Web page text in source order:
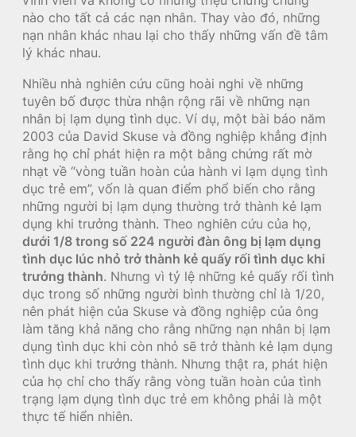
nào cho tất cả các nạn nhân. Thay vào đó, những
nạn nhân khác nhau lại cho thấy những vấn đề tâm
lý khác nhau.
Nhiều nhà nghiên cứu cũng hoài nghi về những
tuyên bố được thừa nhận rộng rãi về những nạn
nhân bị lạm dụng tình dục. Ví dụ, một bài báo năm
2003 của David Skuse và đồng nghiệp khẳng định
rằng họ chỉ phát hiện ra một bằng chứng rất mờ
nhạt về “vòng tuần hoàn của hành vi lạm dụng tình
dục trẻ em”, vốn là quan điểm phổ biến cho rằng
những người bị lạm dụng thường trở thành kẻ lạm
dụng khi trưởng thành. Theo nghiên cứu của họ,
dưới 1/8 trong số 224 người đàn ông bị lạm dụng
tình dục lúc nhỏ trở thành kẻ quấy rối tình dục khi
trưởng thành. Nhưng vì tỷ lệ những kẻ quấy rối tình
dục trong số những người bình thường chỉ là 1/20,
nên phát hiện của Skuse và đồng nghiệp của ông
làm tăng khả năng cho rằng những nạn nhân bị lạm
dụng tình dục khi còn nhỏ sẽ trở thành kẻ lạm dụng
tình dục khi trưởng thành. Nhưng thật ra, phát hiện
của họ chỉ cho thấy rằng vòng tuần hoàn của tình
trạng lạm dụng tình dục trẻ em không phải là một
thực tế hiển nhiên.